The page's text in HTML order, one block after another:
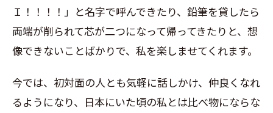
Ｉ！！！！」と名字で呼んできたり、鉛筆を貸したら
両端が削られて芯が二つになって帰ってきたりと、想
像できないことばかりで、私を楽しませてくれます。
今では、初対面の人とも気軽に話しかけ、仲良くなれ
るようになり、日本にいた頃の私とは比べ物にならな